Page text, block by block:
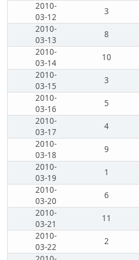
2010-
03-12
3
2010-
03-13
8
2010-
03-14
10
2010-
03-15
3
2010-
03-16
5
2010-
03-17
4
2010-
03-18
9
2010-
03-19
1
2010-
03-20
6
2010-
03-21
11
2010-
03-22
2